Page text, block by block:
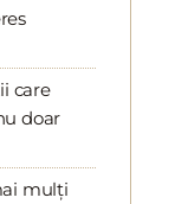
care
doar
mulți